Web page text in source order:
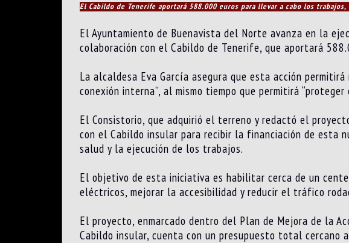
El Cabildo de Tenerife aportará 588.000 euros para llevar a cabo los
El Ayuntamiento de Buenavista del Norte avanza en la
colaboración con el Cabildo de Tenerife, que aportará
La alcaldesa Eva García asegura que esta acción
conexión interna”, al mismo tiempo que permitirá
El Consistorio, que adquirió el terreno y redactó el
con el Cabildo insular para recibir la financiación de esta
salud y la ejecución de los trabajos.
El objetivo de esta iniciativa es habilitar cerca de un
eléctricos, mejorar la accesibilidad y reducir el tráfico
El proyecto, enmarcado dentro del Plan de Mejora de la
Cabildo insular, cuenta con un presupuesto total cercano